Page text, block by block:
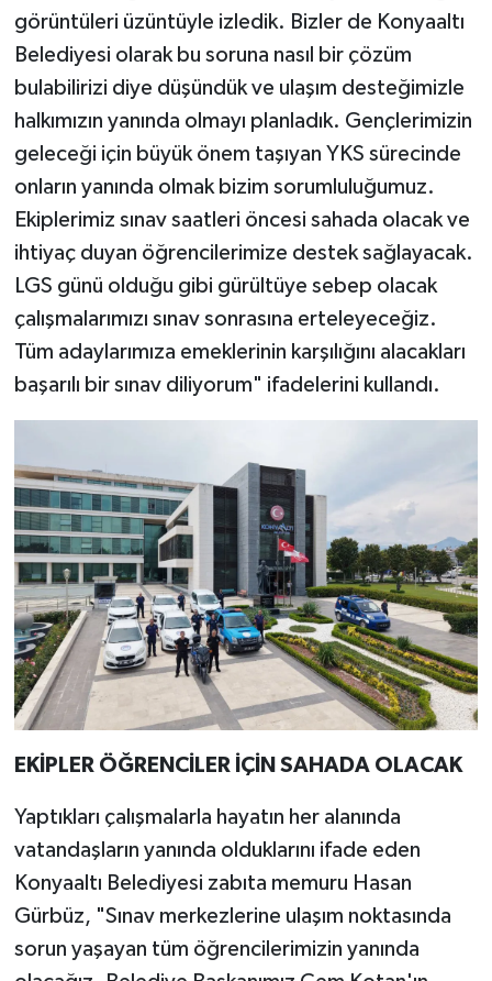
görüntüleri üzüntüyle izledik. Bizler de Konyaaltı
Belediyesi olarak bu soruna nasıl bir çözüm
bulabilirizi diye düşündük ve ulaşım desteğimizle
halkımızın yanında olmayı planladık. Gençlerimizin
geleceği için büyük önem taşıyan YKS sürecinde
onların yanında olmak bizim sorumluluğumuz.
Ekiplerimiz sınav saatleri öncesi sahada olacak ve
ihtiyaç duyan öğrencilerimize destek sağlayacak.
LGS günü olduğu gibi gürültüye sebep olacak
çalışmalarımızı sınav sonrasına erteleyeceğiz.
Tüm adaylarımıza emeklerinin karşılığını alacakları
başarılı bir sınav diliyorum" ifadelerini kullandı.
EKİPLER ÖĞRENCİLER İÇİN SAHADA OLACAK
Yaptıkları çalışmalarla hayatın her alanında
vatandaşların yanında olduklarını ifade eden
Konyaaltı Belediyesi zabıta memuru Hasan
Gürbüz, "Sınav merkezlerine ulaşım noktasında
sorun yaşayan tüm öğrencilerimizin yanında